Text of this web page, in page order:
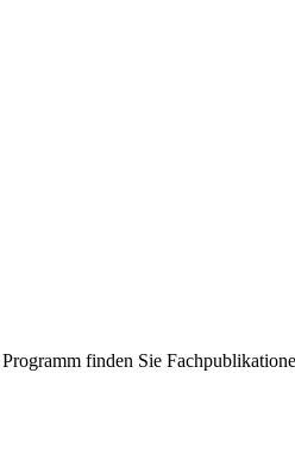
finden Sie